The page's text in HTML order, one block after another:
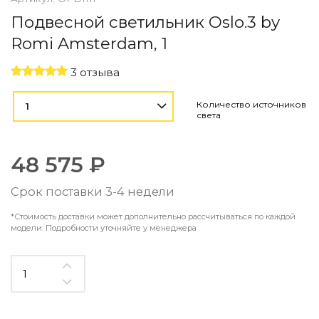
Контемпорари
Производство архитектурного и декоративного
Мебель
По типу
Стулья
Комоды и тумбы
Консоли
Мебель по назначению
Мебель для HoReCa
Корпусная мебель на заказ
Шкафы и гардеробные на заказ
Подвесной светильник Oslo.3 by
Romi Amsterdam, 1
3 отзыва
Количество источников
света
1
48 575 ₽
Срок поставки 3-4 недели
*Стоимость доставки может дополнительно рассчитываться по каждой
модели. Подробности уточняйте у менеджера